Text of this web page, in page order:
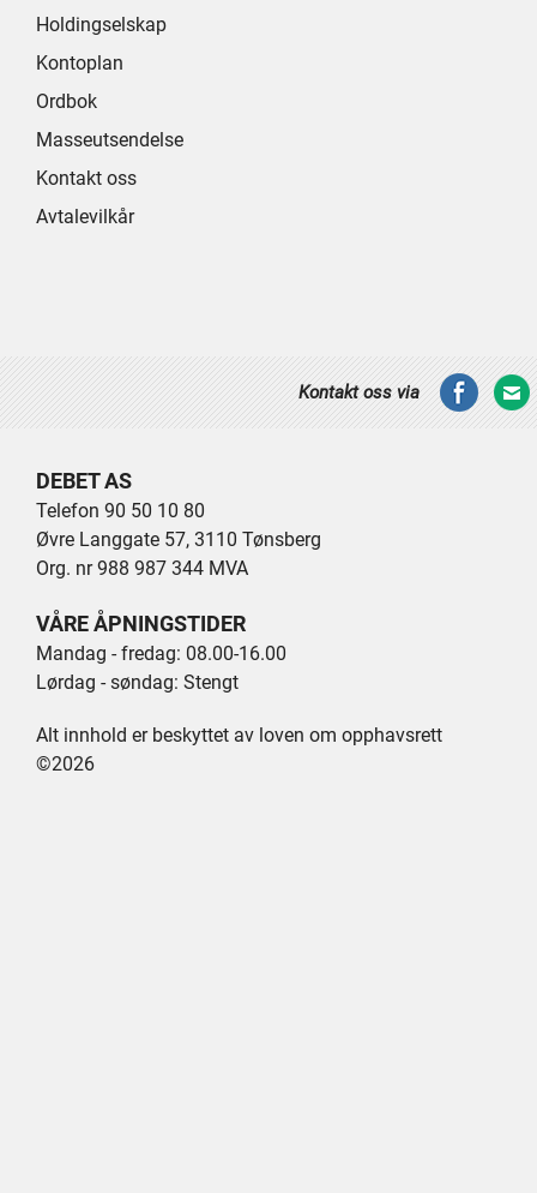
Holdingselskap
Kontoplan
Ordbok
Masseutsendelse
Kontakt oss
Avtalevilkår
Kontakt oss via
DEBET AS
Telefon 90 50 10 80
Øvre Langgate 57, 3110 Tønsberg
Org. nr 988 987 344 MVA
VÅRE ÅPNINGSTIDER
Mandag - fredag: 08.00-16.00
Lørdag - søndag: Stengt
Alt innhold er beskyttet av loven om opphavsrett
©2026